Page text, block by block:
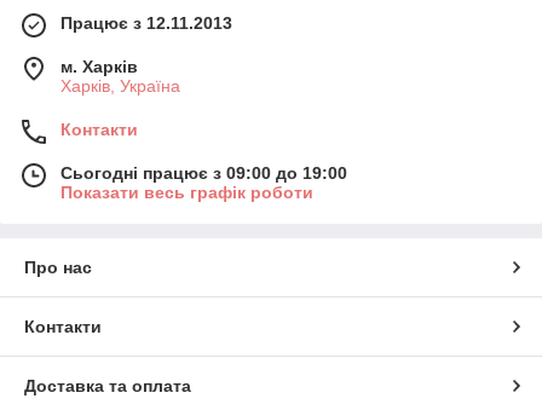
Працює з 12.11.2013
м. Харків
Харків, Україна
Контакти
Сьогодні працює з 09:00 до 19:00
Показати весь графік роботи
Про нас
Контакти
Доставка та оплата